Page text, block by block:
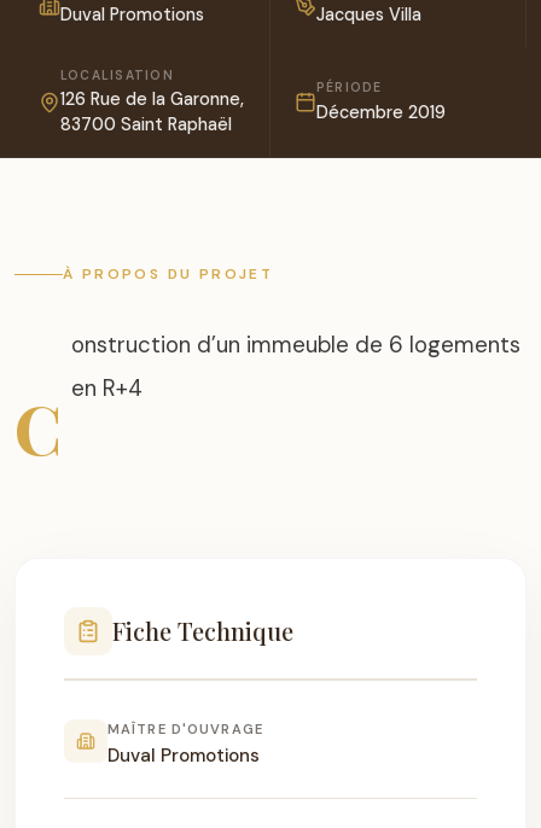
Duval Promotions Jacques Villa
LOCALISATION
126 Rue de la Garonne,
83700 Saint Raphaël
PÉRIODE
Décembre 2019
À PROPOS DU PROJET
C
onstruction d’un immeuble de 6 logements
Fiche Technique
MAÎTRE D'OUVRAGE
Duval Promotions